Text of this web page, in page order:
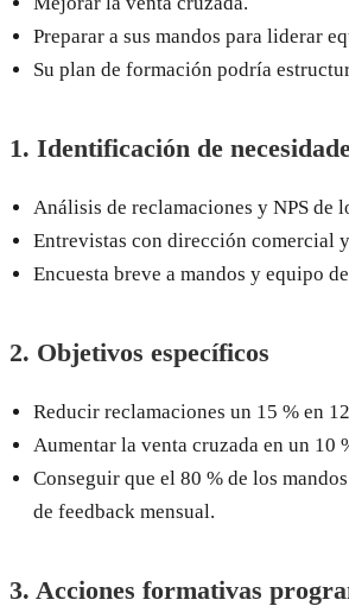
Preparar a sus mandos para liderar
Su plan de formación podría
1. Identificación de
Análisis de reclamaciones y NPS de
Entrevistas con dirección comercial
Encuesta breve a mandos y equipo
2. Objetivos específicos
Reducir reclamaciones un 15 % en
Aumentar la venta cruzada en un 10
Conseguir que el 80 % de los
de feedback mensual.
3. Acciones formativas